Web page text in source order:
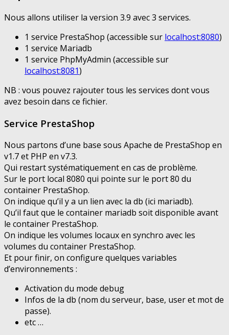
Nous allons utiliser la version 3.9 avec 3 services.
1 service PrestaShop (accessible sur localhost:8080)
1 service Mariadb
1 service PhpMyAdmin (accessible sur
localhost:8081)
NB : vous pouvez rajouter tous les services dont vous
avez besoin dans ce fichier.
Service PrestaShop
Nous partons d’une base sous Apache de PrestaShop en
v1.7 et PHP en v7.3.
Qui restart systématiquement en cas de problème.
Sur le port local 8080 qui pointe sur le port 80 du
container PrestaShop.
On indique qu’il y a un lien avec la db (ici mariadb).
Qu’il faut que le container mariadb soit disponible avant
le container PrestaShop.
On indique les volumes locaux en synchro avec les
volumes du container PrestaShop.
Et pour finir, on configure quelques variables
d’environnements :
Activation du mode debug
Infos de la db (nom du serveur, base, user et mot de
passe).
etc …